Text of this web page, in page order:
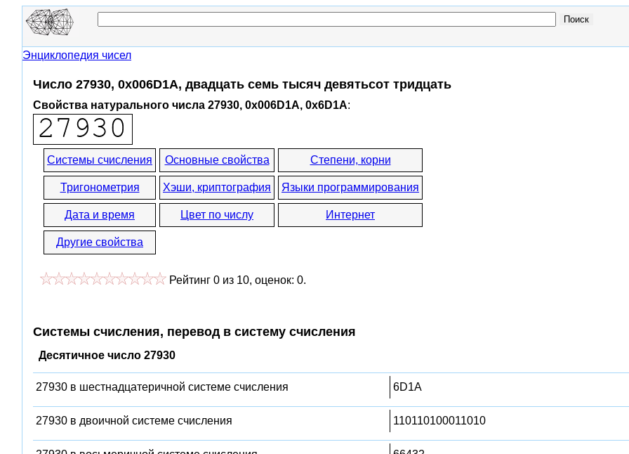
Энциклопедия чисел
Число 27930, 0x006D1A, двадцать семь тысяч девятьсот тридцать
Свойства натурального числа 27930, 0x006D1A, 0x6D1A:
Системы счисления Основные свойства Степени, корни
Тригонометрия Хэши, криптография Языки программирования
Дата и время Цвет по числу Интернет
Другие свойства
Рейтинг 0 из 10, оценок: 0.
Системы счисления, перевод в систему счисления
Десятичное число 27930
27930 в шестнадцатеричной системе счисления 6D1A
27930 в двоичной системе счисления 110110100011010